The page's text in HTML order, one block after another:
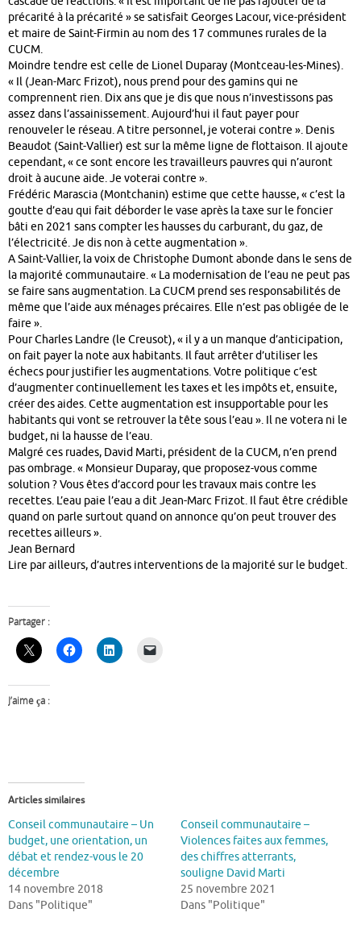
précarité à la précarité » se satisfait Georges Lacour, vice-président
et maire de Saint-Firmin au nom des 17 communes rurales de la
CUCM.
Moindre tendre est celle de Lionel Duparay (Montceau-les-Mines).
« Il (Jean-Marc Frizot), nous prend pour des gamins qui ne
comprennent rien. Dix ans que je dis que nous n’investissons pas
assez dans l’assainissement. Aujourd’hui il faut payer pour
renouveler le réseau. A titre personnel, je voterai contre ». Denis
Beaudot (Saint-Vallier) est sur la même ligne de flottaison. Il ajoute
cependant, « ce sont encore les travailleurs pauvres qui n’auront
droit à aucune aide. Je voterai contre ».
Frédéric Marascia (Montchanin) estime que cette hausse, « c’est la
goutte d’eau qui fait déborder le vase après la taxe sur le foncier
bâti en 2021 sans compter les hausses du carburant, du gaz, de
l’électricité. Je dis non à cette augmentation ».
A Saint-Vallier, la voix de Christophe Dumont abonde dans le sens de
la majorité communautaire. « La modernisation de l’eau ne peut pas
se faire sans augmentation. La CUCM prend ses responsabilités de
même que l’aide aux ménages précaires. Elle n’est pas obligée de le
faire ».
Pour Charles Landre (le Creusot), « il y a un manque d’anticipation,
on fait payer la note aux habitants. Il faut arrêter d’utiliser les
échecs pour justifier les augmentations. Votre politique c’est
d’augmenter continuellement les taxes et les impôts et, ensuite,
créer des aides. Cette augmentation est insupportable pour les
habitants qui vont se retrouver la tête sous l’eau ». Il ne votera ni le
budget, ni la hausse de l’eau.
Malgré ces ruades, David Marti, président de la CUCM, n’en prend
pas ombrage. « Monsieur Duparay, que proposez-vous comme
solution ? Vous êtes d’accord pour les travaux mais contre les
recettes. L’eau paie l’eau a dit Jean-Marc Frizot. Il faut être crédible
quand on parle surtout quand on annonce qu’on peut trouver des
recettes ailleurs ».
Jean Bernard
Lire par ailleurs, d’autres interventions de la majorité sur le budget.
Partager :
J’aime ça :
Articles similaires
Conseil communautaire – Un
budget, une orientation, un
débat et rendez-vous le 20
décembre
14 novembre 2018
Dans "Politique"
Conseil communautaire –
Violences faites aux femmes,
des chiffres atterrants,
souligne David Marti
25 novembre 2021
Dans "Politique"